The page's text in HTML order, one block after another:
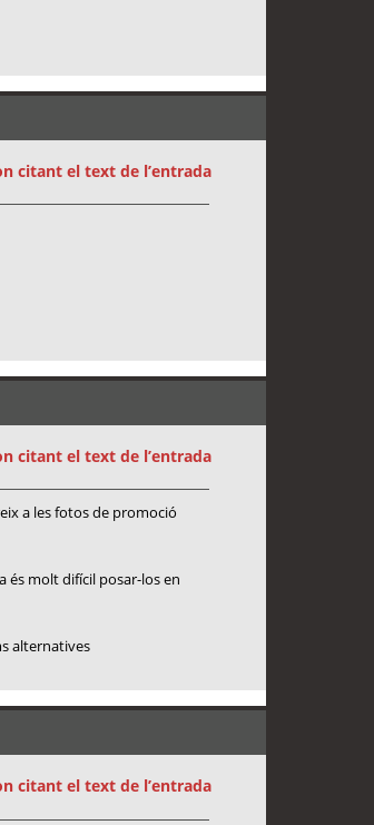
citant el text de l’entrada
citant el text de l’entrada
a les fotos de promoció
és molt difícil posar-los en
alternatives
citant el text de l’entrada